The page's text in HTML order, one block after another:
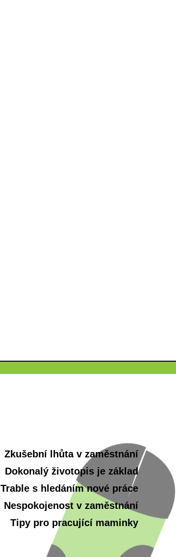
Zkušební lhůta v zaměstnání
Dokonalý životopis je základ
Trable s hledáním nové práce
Nespokojenost v zaměstnání
Tipy pro pracující maminky